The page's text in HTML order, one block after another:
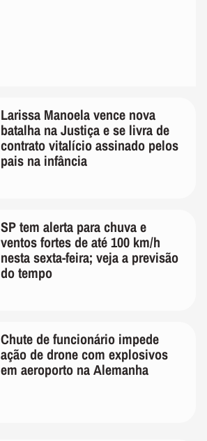
Larissa Manoela vence nova
batalha na Justiça e se livra de
contrato vitalício assinado pelos
pais na infância
SP tem alerta para chuva e
ventos fortes de até 100 km/h
nesta sexta-feira; veja a previsão
do tempo
Chute de funcionário impede
ação de drone com explosivos
em aeroporto na Alemanha